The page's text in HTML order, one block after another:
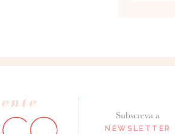
Subscreva a
NEWSLETTER